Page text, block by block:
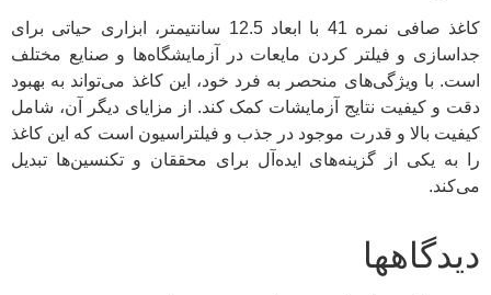
کاغذ صافی نمره 41 با ابعاد 12.5 سانتیمتر، ابزاری حیاتی برای
جداسازی و فیلتر کردن مایعات در آزمایشگاه‌ها و صنایع مختلف
است. با ویژگی‌های منحصر به فرد خود، این کاغذ می‌تواند به بهبود
دقت و کیفیت نتایج آزمایشات کمک کند. از مزایای دیگر آن، شامل
کیفیت بالا و قدرت موجود در جذب و فیلتراسیون است که این کاغذ
را به یکی از گزینه‌های ایده‌آل برای محققان و تکنسین‌ها تبدیل
می‌کند.
دیدگاهها